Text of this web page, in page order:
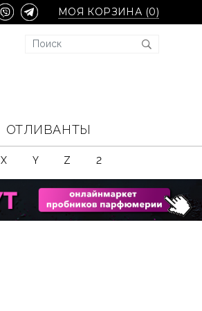
МОЯ КОРЗИНА (0)
ОТЛИВАНТЫ
X Y Z 2